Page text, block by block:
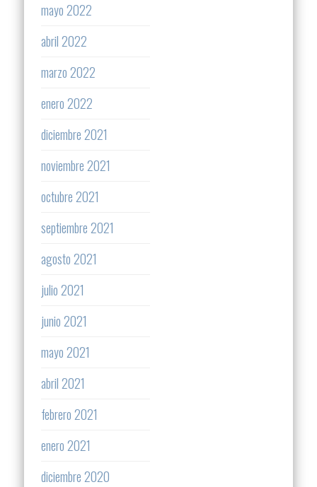
mayo 2022
abril 2022
marzo 2022
enero 2022
diciembre 2021
noviembre 2021
octubre 2021
septiembre 2021
agosto 2021
julio 2021
junio 2021
mayo 2021
abril 2021
febrero 2021
enero 2021
diciembre 2020